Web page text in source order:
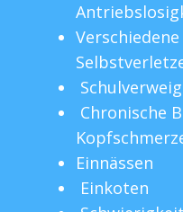
Chronische
Einnässen
Einkoten